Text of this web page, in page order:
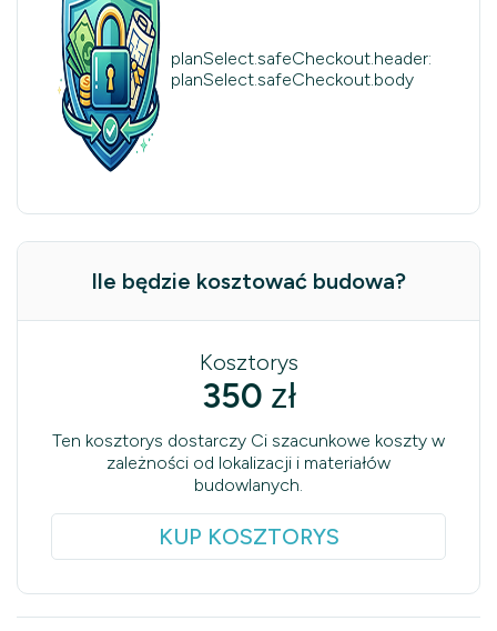
planSelect.safeCheckout.header:
planSelect.safeCheckout.body
Ile będzie kosztować budowa?
Kosztorys
350 zł
Ten kosztorys dostarczy Ci szacunkowe koszty w
zależności od lokalizacji i materiałów
budowlanych.
KUP KOSZTORYS